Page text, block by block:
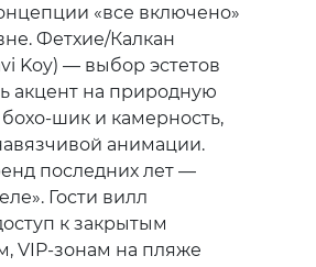
«все включено»
Фетхие/Калкан
Koy) — выбор эстетов
акцент на природную
шик и камерность,
анимации.
последних лет —
Гости вилл
к закрытым
VIP-зонам на пляже